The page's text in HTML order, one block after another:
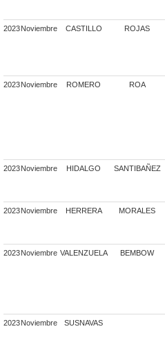
2023Noviembre CASTILLO ROJAS
2023Noviembre ROMERO ROA
2023Noviembre HIDALGO SANTIBAÑEZ
2023Noviembre HERRERA MORALES
2023Noviembre VALENZUELA BEMBOW
2023Noviembre SUSNAVAS